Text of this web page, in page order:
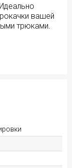
вашей
трюками.